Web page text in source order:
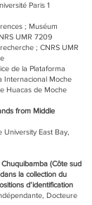
Paris 1
; Muséum
UMR 7209
; CNRS UMR
de la Plataforma
Internacional Moche
Huacas de Moche
from Middle
East Bay,
(Côte sud
la collection du
d’identification
Docteure